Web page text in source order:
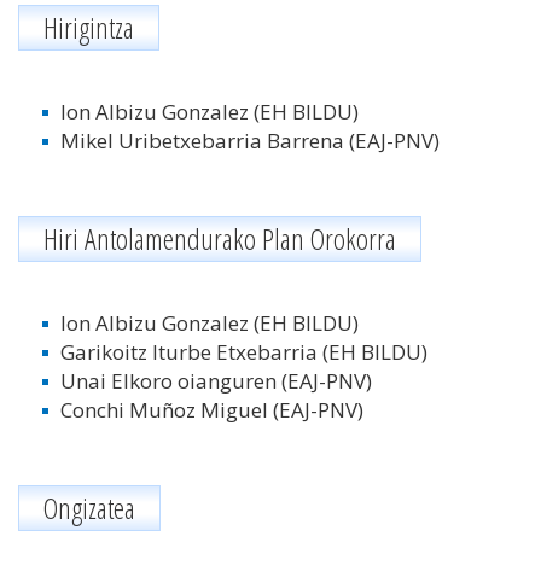
Hirigintza
Ion Albizu Gonzalez (EH BILDU)
Mikel Uribetxebarria Barrena (EAJ-PNV)
Hiri Antolamendurako Plan Orokorra
Ion Albizu Gonzalez (EH BILDU)
Garikoitz Iturbe Etxebarria (EH BILDU)
Unai Elkoro oianguren (EAJ-PNV)
Conchi Muñoz Miguel (EAJ-PNV)
Ongizatea